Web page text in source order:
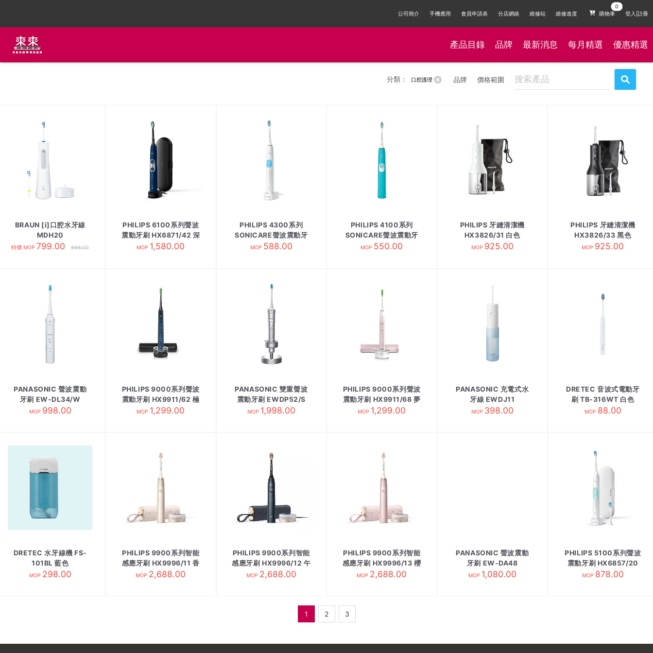
公司簡介 手機應用 會員申請表 分店網絡 維修站 維修進度 購物車 登入|註冊
產品目錄 品牌 最新消息 每月精選 優惠精選
分類： 口腔護理 品牌 價格範圍
BRAUN [i]口腔水牙線
MDH20
特價 MOP 799.00 998.00
PHILIPS 6100系列聲波
震動牙刷 HX6871/42 深
藍色
MOP 1,580.00
PHILIPS 4300系列
SONICARE聲波震動牙
刷 HX6808/02 白色
MOP 588.00
PHILIPS 4100系列
SONICARE聲波震動牙
刷 HX6812/02 藍綠色
MOP 550.00
PHILIPS 牙縫清潔機
HX3826/31 白色
MOP 925.00
PHILIPS 牙縫清潔機
HX3826/33 黑色
MOP 925.00
PANASONIC 聲波震動
牙刷 EW-DL34/W
MOP 998.00
PHILIPS 9000系列聲波
震動牙刷 HX9911/62 極
光藍
MOP 1,299.00
PANASONIC 雙重聲波
震動牙刷 EWDP52/S
MOP 1,998.00
PHILIPS 9000系列聲波
震動牙刷 HX9911/68 夢
幻粉
MOP 1,299.00
PANASONIC 充電式水
牙線 EWDJ11
MOP 398.00
DRETEC 音波式電動牙
刷 TB-316WT 白色
MOP 88.00
DRETEC 水牙線機 FS-
101BL 藍色
MOP 298.00
PHILIPS 9900系列智能
感應牙刷 HX9996/11 香
濱金
MOP 2,688.00
PHILIPS 9900系列智能
感應牙刷 HX9996/12 午
夜藍
MOP 2,688.00
PHILIPS 9900系列智能
感應牙刷 HX9996/13 櫻
花粉
MOP 2,688.00
PANASONIC 聲波震動
牙刷 EW-DA48
MOP 1,080.00
PHILIPS 5100系列聲波
震動牙刷 HX6857/20
白色
MOP 878.00
1 2 3